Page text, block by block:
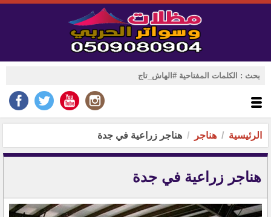
الرئيسية هناجر هناجر زراعية في جدة
هناجر زراعية في جدة